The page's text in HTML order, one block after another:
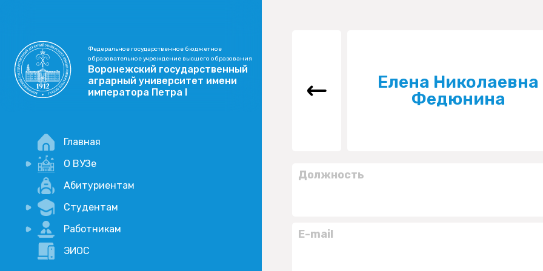
Федеральное государственное бюджетное
образовательное учреждение высшего образования
Воронежский государственный
аграрный университет имени
императора Петра I
Главная
О ВУЗе
Новости
Учебный процесс
Научная деятельность
Абитуриентам
Студентам
Портал дистанционого обучения
Академические отпуска
Работникам
Внимание, опрос!
ЭИОС
Елена Николаевна
Федюнина
Должность
E-mail